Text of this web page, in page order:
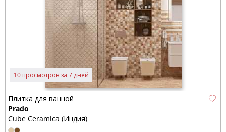
10 просмотров за 7 дней
Плитка для ванной
Prado
Cube Ceramica (Индия)